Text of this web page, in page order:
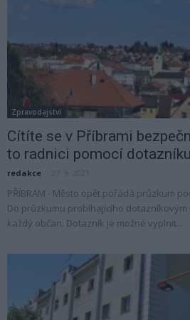
Zpravodajství
Cítíte se v Příbrami
to radnici pomocí dotazníku
redakce
PŘÍBRAM - Město opět pořádá průzkum
Do průzkumu probíhajícího
každý občan. Dotazník je možné vyplnit...